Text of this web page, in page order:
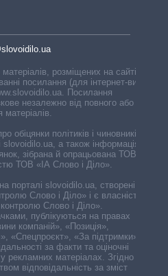
розміщених на сайті,
посилання (для інтернет-видань
Посилання
незалежно від повного або
обіцянки політиків і чиновників,
а також інформація про
зібрана й опрацьована ТОВ «ІА
ТОВ «ІА Слово і Діло».
порталі slovoidilo.ua, створені ГО
Слово і Діло» і є власністю
Слово і Діло».
публікуються на правах
компаній», «Позиція»,
«Спецпроєкт», «За підтримки».
за факти та оціночні
матеріалах. Згідно з
відповідальність за зміст